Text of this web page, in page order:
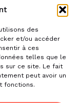
des
et/ou accéder
à ces
telles que le
sur ce site. Le fait
peut avoir un
fonctions.